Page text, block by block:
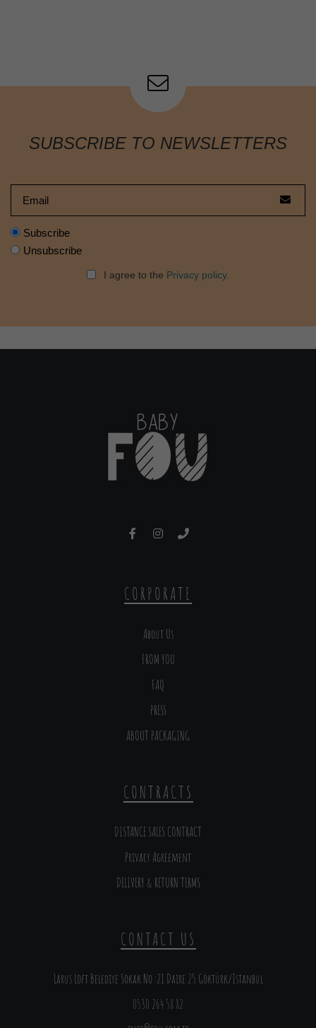
SUBSCRIBE TO NEWSLETTERS
Subscribe
Unsubscribe
I agree to the Privacy policy.
CORPORATE
About Us
FROM YOU
FAQ
PRESS
ABOUT PACKAGING
CONTRACTS
DISTANCE SALES CONTRACT
Privacy Agreement
DELIVERY & RETURN TERMS
CONTACT US
Larus Loft Belediye Sokak No :21 Daire 25 Göktürk/İstanbul
0530 264 58 82